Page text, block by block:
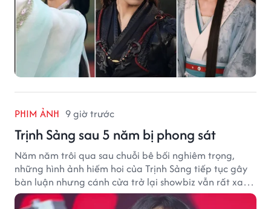
PHIM ẢNH 9 giờ trước
Trịnh Sảng sau 5 năm bị phong sát
Năm năm trôi qua sau chuỗi bê bối nghiêm trọng,
những hình ảnh hiếm hoi của Trịnh Sảng tiếp tục gây
bàn luận nhưng cánh cửa trở lại showbiz vẫn rất xa
vời.